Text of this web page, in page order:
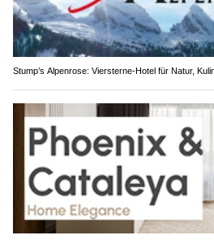
Stump’s Alpenrose: Viersterne-Hotel für Natur,